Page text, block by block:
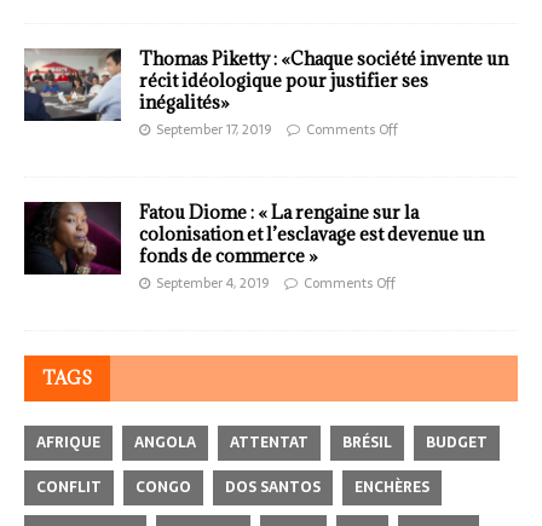
Thomas Piketty : «Chaque société invente un
récit idéologique pour justifier ses
inégalités»
September 17, 2019 Comments Off
Fatou Diome : « La rengaine sur la
colonisation et l’esclavage est devenue un
fonds de commerce »
September 4, 2019 Comments Off
TAGS
AFRIQUE ANGOLA ATTENTAT BRÉSIL
BUDGET
CONFLIT
CONGO DOS SANTOS
ENCHÈRES